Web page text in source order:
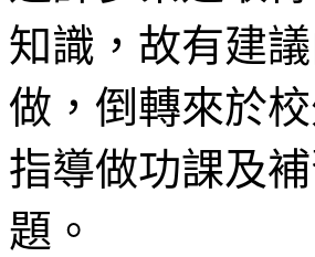
知識，故有建
做，倒轉來於
指導做功課及
題。